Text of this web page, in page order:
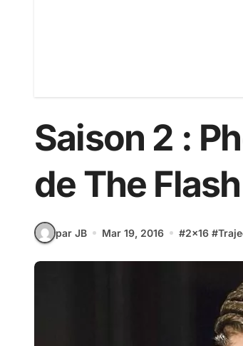
Saison 2 :
de The
par JB Mar 19, 2016 #2x16 #